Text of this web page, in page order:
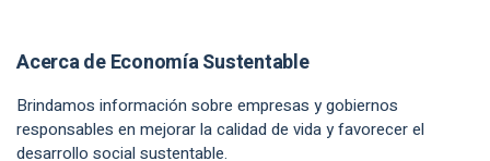
Acerca de Economía Sustentable
Brindamos información sobre empresas y gobiernos
responsables en mejorar la calidad de vida y favorecer el
desarrollo social sustentable.